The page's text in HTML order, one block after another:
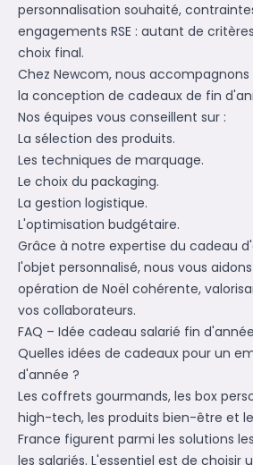
personnalisation souhaité,
engagements RSE : autant de
choix final.
Chez Newcom, nous accompagnons
la conception de cadeaux de fin
Nos équipes vous conseillent sur :
La sélection des produits.
Les techniques de marquage.
Le choix du packaging.
La gestion logistique.
L'optimisation budgétaire.
Grâce à notre expertise du cadeau
l'objet personnalisé, nous vous
opération de Noël cohérente,
vos collaborateurs.
FAQ – Idée cadeau salarié fin d'année
Quelles idées de cadeaux pour un
d'année ?
Les coffrets gourmands, les box
high-tech, les produits bien-être et
France figurent parmi les solutions
les salariés. L'essentiel est de choisir